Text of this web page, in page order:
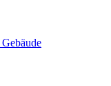
Gebäude